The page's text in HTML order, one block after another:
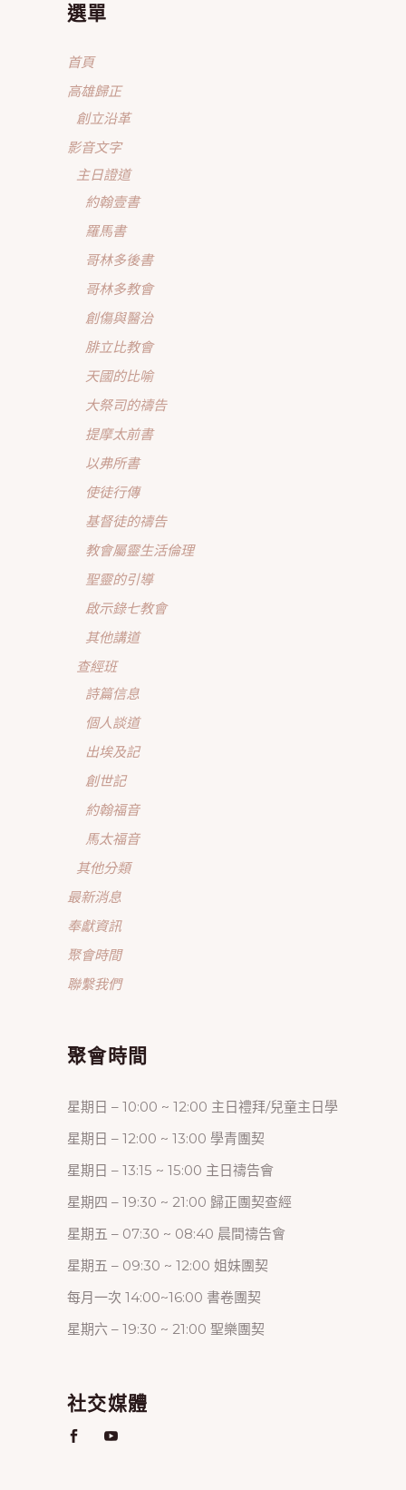
選單
首頁
高雄歸正
創立沿革
影音文字
主日證道
約翰壹書
羅馬書
哥林多後書
哥林多教會
創傷與醫治
腓立比教會
天國的比喻
大祭司的禱告
提摩太前書
以弗所書
使徒行傳
基督徒的禱告
教會屬靈生活倫理
聖靈的引導
啟示錄七教會
其他講道
查經班
詩篇信息
個人談道
出埃及記
創世記
約翰福音
馬太福音
其他分類
最新消息
奉獻資訊
聚會時間
聯繫我們
聚會時間
星期日 – 10:00 ~ 12:00 主日禮拜/兒童主日學
星期日 – 12:00 ~ 13:00 學青團契
星期日 – 13:15 ~ 15:00 主日禱告會
星期四 – 19:30 ~ 21:00 歸正團契查經
星期五 – 07:30 ~ 08:40 晨間禱告會
星期五 – 09:30 ~ 12:00 姐妹團契
每月一次 14:00~16:00 書卷團契
星期六 – 19:30 ~ 21:00 聖樂團契
社交媒體